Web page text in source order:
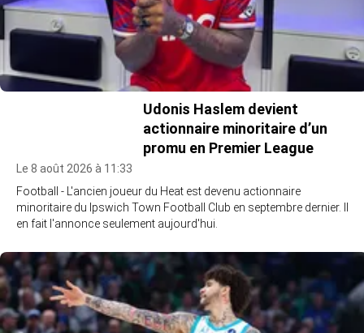
Udonis Haslem devient
actionnaire minoritaire d’un
promu en Premier League
Le 8 août 2026 à 11:33
Football - L'ancien joueur du Heat est devenu actionnaire
minoritaire du Ipswich Town Football Club en septembre dernier. Il
en fait l'annonce seulement aujourd'hui.